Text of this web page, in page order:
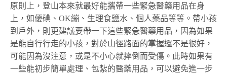
原則上，登山本來就最好能攜帶一些緊急醫藥用品在身
上，如優碘、OK繃、生理食鹽水、個人藥品等等。帶小孩
到戶外，則更建議要帶一下這些緊急醫藥用品，因為如果
是能自行行走的小孩，對於山徑路面的掌握還不是很好，
可能因為沒注意，或是不小心就摔倒而受傷。此時如果有
一些能初步簡單處理、包紮的醫藥用品，可以避免進一步